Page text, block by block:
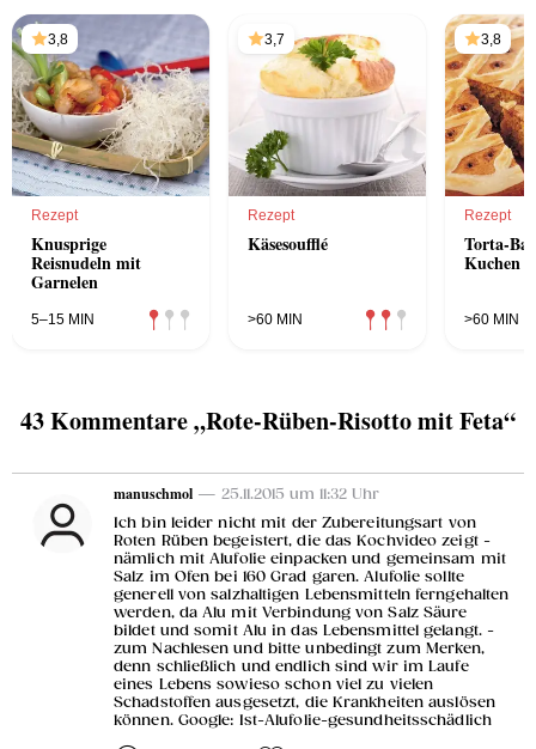
3,8
Rezept
Knusprige
Reisnudeln mit
Garnelen
5–15 MIN
3,7
Rezept
Käsesoufflé
>60 MIN
3,8
Rezept
Torta-
Kuchen
>60 MIN
43 Kommentare „Rote-Rüben-Risotto mit Feta“
manuschmol — 25.11.2015 um 11:32 Uhr
Ich bin leider nicht mit der Zubereitungsart von
Roten Rüben begeistert, die das Kochvideo zeigt -
nämlich mit Alufolie einpacken und gemeinsam mit
Salz im Ofen bei 160 Grad garen. Alufolie sollte
generell von salzhaltigen Lebensmitteln ferngehalten
werden, da Alu mit Verbindung von Salz Säure
bildet und somit Alu in das Lebensmittel gelangt. -
zum Nachlesen und bitte unbedingt zum Merken,
denn schließlich und endlich sind wir im Laufe
eines Lebens sowieso schon viel zu vielen
Schadstoffen ausgesetzt, die Krankheiten auslösen
können. Google: Ist-Alufolie-gesundheitsschädlich